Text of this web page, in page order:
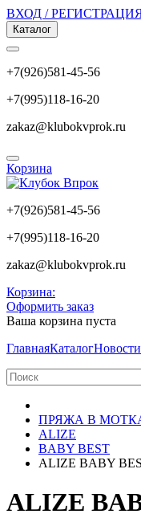
ВХОД /
Каталог
+7(926)581-45-56
+7(995)118-16-20
zakaz@klubokvprok.ru
Корзина
+7(926)581-45-56
+7(995)118-16-20
zakaz@klubokvprok.ru
Корзина:
Оформить заказ
Ваша корзина пуста
ГлавнаяКаталогНовости
ПРЯЖА В
ALIZE
BABY BEST
ALIZE BABY
ALIZE